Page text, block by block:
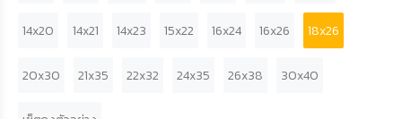
14x20 14x21 14x23 15x22 16x24 16x26 18x26
20x30 21x35 22x32 24x35 26x38 30x40